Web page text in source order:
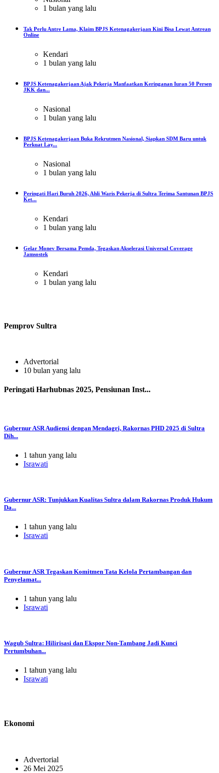
1 bulan yang lalu
Tak Perlu Antre Lama, Klaim BPJS Ketenagakerjaan Kini Bisa Lewat Antrean
Online
Kendari
1 bulan yang lalu
BPJS Ketenagakerjaan Ajak Pekerja Manfaatkan Keringanan Iuran 50 Persen
JKK dan...
Nasional
1 bulan yang lalu
BPJS Ketenagakerjaan Buka Rekrutmen Nasional, Siapkan SDM Baru untuk
Perkuat Lay...
Nasional
1 bulan yang lalu
Peringati Hari Buruh 2026, Ahli Waris Pekerja di Sultra Terima Santunan BPJS
Ket...
Kendari
1 bulan yang lalu
Gelar Monev Bersama Pemda, Tegaskan Akselerasi Universal Coverage
Jamsostek
Kendari
1 bulan yang lalu
Pemprov Sultra
Advertorial
10 bulan yang lalu
Peringati Harhubnas 2025, Pensiunan Inst...
Gubernur ASR Audiensi dengan Mendagri, Rakornas PHD 2025 di Sultra
Dih...
1 tahun yang lalu
Israwati
Gubernur ASR: Tunjukkan Kualitas Sultra dalam Rakornas Produk Hukum
Da...
1 tahun yang lalu
Israwati
Gubernur ASR Tegaskan Komitmen Tata Kelola Pertambangan dan
Penyelamat...
1 tahun yang lalu
Israwati
Wagub Sultra: Hilirisasi dan Ekspor Non-Tambang Jadi Kunci
Pertumbuhan...
1 tahun yang lalu
Israwati
Ekonomi
Advertorial
26 Mei 2025